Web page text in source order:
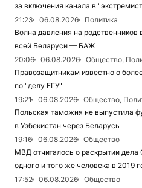
за включения канала в
21:23
06.08.2026
Политика
Волна давления на
всей Беларуси — БАЖ
20:06
06.08.2026
Общество,
Правозащитникам известно о
по "делу ЕГУ"
19:21
06.08.2026
Общество,
Польская таможня не выпустила
в Узбекистан через Беларусь
19:16
06.08.2026
Общество
МВД отчиталось о раскрытии
одного и того же человека в 2019
17:52
06.08.2026
Общество